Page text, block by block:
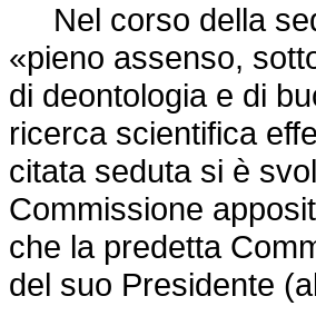
Nel corso della
«pieno assenso,
di deontologia e di
ricerca scientifica
citata seduta si è
Commissione
che la predetta
del suo Presidente